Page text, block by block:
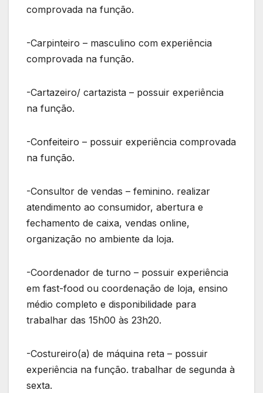
comprovada na função.
-Carpinteiro – masculino com experiência
comprovada na função.
-Cartazeiro/ cartazista – possuir experiência
na função.
-Confeiteiro – possuir experiência comprovada
na função.
-Consultor de vendas – feminino. realizar
atendimento ao consumidor, abertura e
fechamento de caixa, vendas online,
organização no ambiente da loja.
-Coordenador de turno – possuir experiência
em fast-food ou coordenação de loja, ensino
médio completo e disponibilidade para
trabalhar das 15h00 às 23h20.
-Costureiro(a) de máquina reta – possuir
experiência na função. trabalhar de segunda à
sexta.